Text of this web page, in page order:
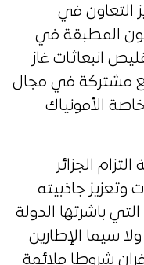
التعاون في
المطبقة في
انبعاثات غاز
مشتركة في مجال
الأمونياك
الجزائر
جاذبيته
باشرتها الدولة
سيما الإطارين
شروطا ملائمة